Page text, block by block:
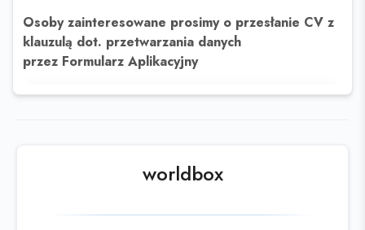
Osoby zainteresowane prosimy o przesłanie CV z
klauzulą dot. przetwarzania danych
przez Formularz Aplikacyjny
worldbox